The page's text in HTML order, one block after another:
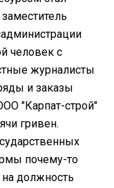
человек с
журналисты
и заказы
"Карпат-строй"
гривен.
почему-то
должность